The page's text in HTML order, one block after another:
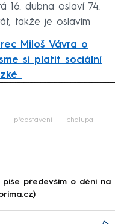
16. dubna oslaví 74.
takže je oslavím
Miloš Vávra o
si platit sociální
představení chalupa
píše především o dění na